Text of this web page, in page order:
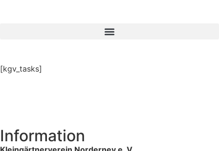
[kgv_tasks]
Information